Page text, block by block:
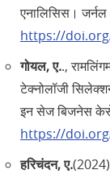
एनालिसिस।
https://
गोयल, ए..,
टेक्नोलॉजी
इन सेज बिजनेस
https://
हरिचंदन, ए.